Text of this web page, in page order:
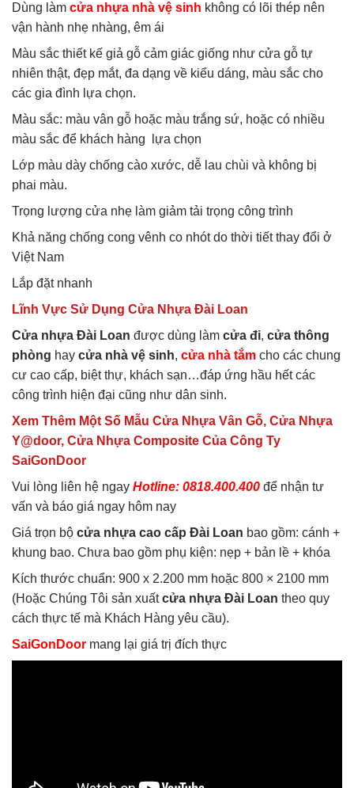
Dùng làm cửa nhựa nhà vệ sinh không có lõi thép nên
vận hành nhẹ nhàng, êm ái
Màu sắc thiết kế giả gỗ cảm giác giống như cửa gỗ tự
nhiên thật, đẹp mắt, đa dạng về kiểu dáng, màu sắc cho
các gia đình lựa chọn.
Màu sắc: màu vân gỗ hoặc màu trắng sứ, hoặc có nhiều
màu sắc để khách hàng lựa chọn
Lớp màu dày chống cào xước, dễ lau chùi và không bị
phai màu.
Trọng lượng cửa nhẹ làm giảm tải trọng công trình
Khả năng chống cong vênh co nhót do thời tiết thay đổi ở
Việt Nam
Lắp đặt nhanh
Lĩnh Vực Sử Dụng Cửa Nhựa Đài Loan
Cửa nhựa Đài Loan được dùng làm cửa đi, cửa thông
phòng hay cửa nhà vệ sinh, cửa nhà tắm cho các chung
cư cao cấp, biệt thự, khách sạn…đáp ứng hầu hết các
công trình hiện đại cũng như dân sinh.
Xem Thêm Một Số Mẫu Cửa Nhựa Vân Gỗ, Cửa Nhựa
Y@door, Cửa Nhựa Composite Của Công Ty
SaiGonDoor
Vui lòng liên hệ ngay Hotline: 0818.400.400 để nhận tư
vấn và báo giá ngay hôm nay
Giá trọn bộ cửa nhựa cao cấp Đài Loan bao gồm: cánh +
khung bao. Chưa bao gồm phụ kiện: nẹp + bản lề + khóa
Kích thước chuẩn: 900 x 2.200 mm hoặc 800 × 2100 mm
(Hoặc Chúng Tôi sản xuấtcửa nhựa Đài Loan theo quy
cách thực tế mà Khách Hàng yêu cầu).
SaiGonDoor mang lại giá trị đích thực